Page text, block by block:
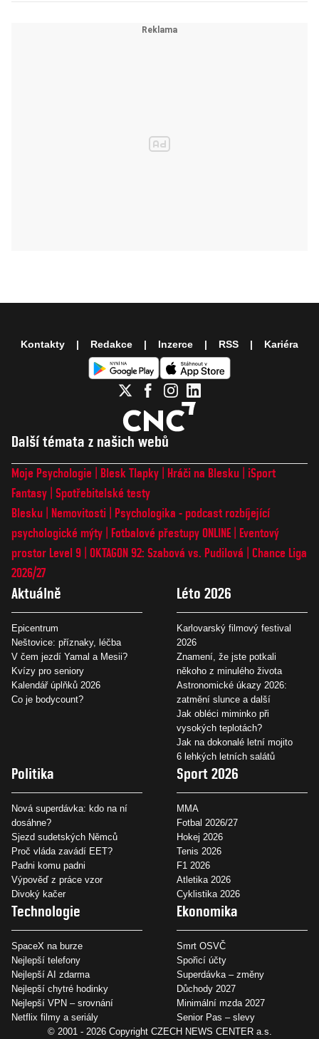
Další témata z našich webů
Moje Psychologie Blesk Tlapky Hráči na Blesku
iSport
Fantasy Spotřebitelské testy
Blesku
Nemovitosti
Psychologika - podcast rozbíjející
psychologické mýty
Fotbalové přestupy ONLINE
Eventový
prostor Level 9 OKTAGON 92: Szabová vs. Pudilová
Chance Liga
2026/27
Aktuálně
Epicentrum
Neštovice: příznaky, léčba
V čem jezdí Yamal a Mesii?
Kvízy pro seniory
Kalendář úplňků 2026
Co je bodycount?
Léto 2026
Karlovarský filmový festival
2026
Znamení, že jste potkali
někoho z minulého života
Astronomické úkazy 2026:
zatmění slunce a další
Jak obléci miminko při
vysokých teplotách?
Jak na dokonalé letní mojito
6 lehkých letních salátů
Politika
Nová superdávka: kdo na ní
dosáhne?
Sjezd sudetských Němců
Proč vláda zavádí EET?
Padni komu padni
Výpověď z práce vzor
Divoký kačer
Sport 2026
MMA
Fotbal 2026/27
Hokej 2026
Tenis 2026
F1 2026
Atletika 2026
Cyklistika 2026
Technologie
SpaceX na burze
Nejlepší telefony
Nejlepší AI zdarma
Nejlepší chytré hodinky
Nejlepší VPN – srovnání
Netflix filmy a seriály
Ekonomika
Smrt OSVČ
Spořicí účty
Superdávka – změny
Důchody 2027
Minimální mzda 2027
Senior Pas – slevy
Kontakty Redakce Inzerce RSS Kariéra
© 2001 - 2026 Copyright CZECH NEWS CENTER a.s.